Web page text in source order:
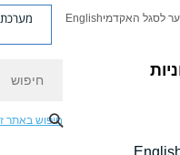
לסגל האקדמיEnglish מערכת
חיפוש באתר